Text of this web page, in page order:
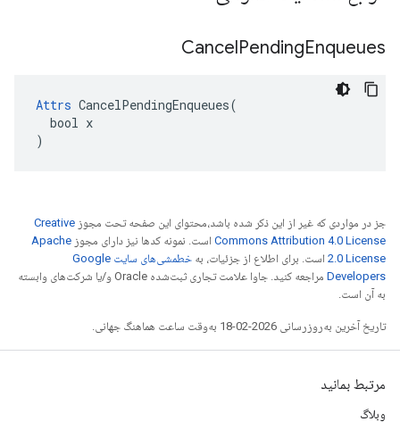
CancelPendingEnqueues
Attrs CancelPendingEnqueues(
  bool x
)
جز در مواردی که غیر از این ذکر شده باشد،‌محتوای این صفحه تحت مجوز Creative
Commons Attribution 4.0 License است. نمونه کدها نیز دارای مجوز Apache
2.0 License است. برای اطلاع از جزئیات، به
خطمشی‌های سایت Google
Developers‏
مراجعه کنید. جاوا علامت تجاری ثبت‌شده Oracle و/یا شرکت‌های وابسته
به آن است.
تاریخ آخرین به‌روزرسانی 2026-02-18 به‌وقت ساعت هماهنگ جهانی.
مرتبط بمانید
وبلاگ